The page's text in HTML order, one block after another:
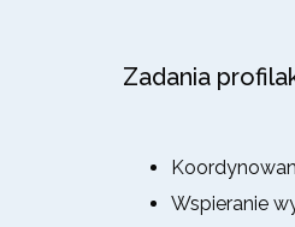
Zadania
Wspieranie